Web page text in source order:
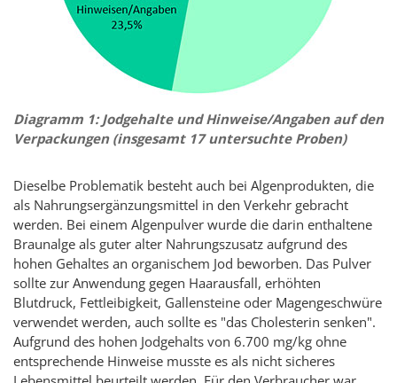
Diagramm 1: Jodgehalte und Hinweise/Angaben auf den
Verpackungen (insgesamt 17 untersuchte Proben)
Dieselbe Problematik besteht auch bei Algenprodukten, die
als Nahrungsergänzungsmittel in den Verkehr gebracht
werden. Bei einem Algenpulver wurde die darin enthaltene
Braunalge als guter alter Nahrungszusatz aufgrund des
hohen Gehaltes an organischem Jod beworben. Das Pulver
sollte zur Anwendung gegen Haarausfall, erhöhten
Blutdruck, Fettleibigkeit, Gallensteine oder Magengeschwüre
verwendet werden, auch sollte es "das Cholesterin senken".
Aufgrund des hohen Jodgehalts von 6.700 mg/kg ohne
entsprechende Hinweise musste es als nicht sicheres